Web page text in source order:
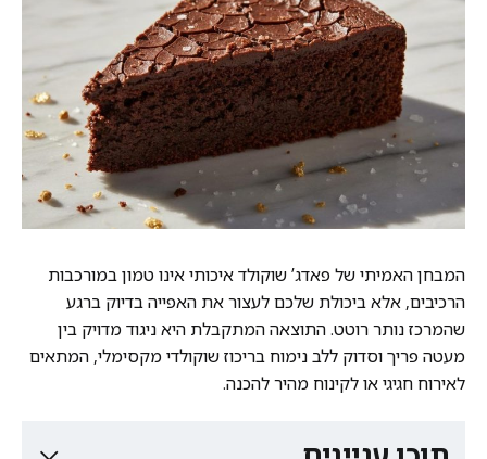
המבחן האמיתי של פאדג’ שוקולד איכותי אינו טמון במורכבות
הרכיבים, אלא ביכולת שלכם לעצור את האפייה בדיוק ברגע
שהמרכז נותר רוטט. התוצאה המתקבלת היא ניגוד מדויק בין
מעטה פריך וסדוק ללב נימוח בריכוז שוקולדי מקסימלי, המתאים
לאירוח חגיגי או לקינוח מהיר להכנה.